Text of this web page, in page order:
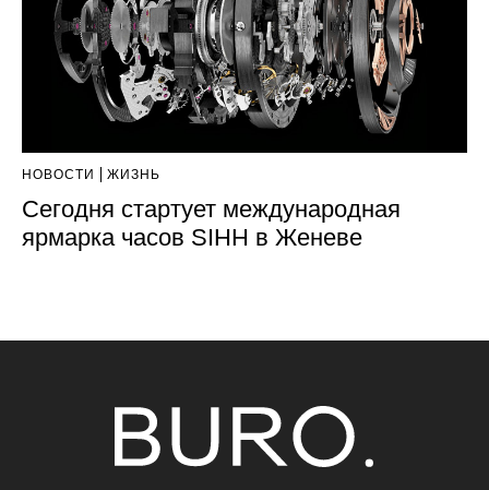
НОВОСТИ ЖИЗНЬ
Сегодня стартует международная
ярмарка часов SIHH в Женеве